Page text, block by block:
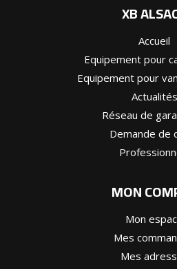
XB
Accueil
Equipement pour
Equipement pour
Actualités
Réseau de
Demande de
MON
Mon
Mes
Mes